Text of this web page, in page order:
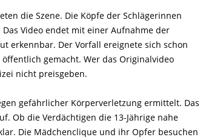
die Szene. Die Köpfe der Schlägerinnen
Video endet mit einer Aufnahme der
erkennbar. Der Vorfall ereignete sich schon
gemacht. Wer das Originalvideo
nicht preisgeben.
gefährlicher Körperverletzung ermittelt. Das
Ob die Verdächtigen die 13-Jährige nahe
Die Mädchenclique und ihr Opfer besuchen